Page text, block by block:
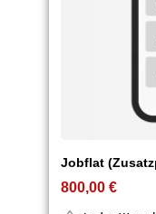
Jobflat
800,00€